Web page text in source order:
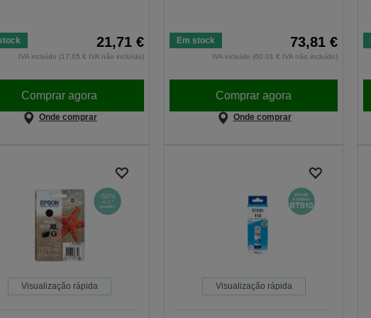
21,71 €
IVA incluído (17,65 € IVA não incluído)
Comprar agora
Onde comprar
Em stock 73,81 €
IVA incluído (60,01 € IVA não incluído)
Comprar agora
Onde comprar
Visualização rápida Visualização rápida